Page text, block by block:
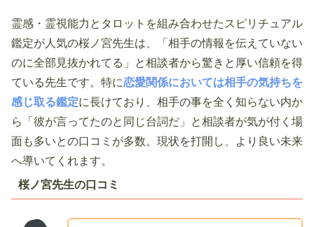
霊感・霊視能力とタロットを組み合わせたスピリチュアル
鑑定が人気の桜ノ宮先生は、「相手の情報を伝えていない
のに全部見抜かれてる」と相談者から驚きと厚い信頼を得
ている先生です。特に恋愛関係においては相手の気持ちを
感じ取る鑑定に長けており、相手の事を全く知らない内か
ら「彼が言ってたのと同じ台詞だ」と相談者が気が付く場
面も多いとの口コミが多数。現状を打開し、より良い未来
へ導いてくれます。
桜ノ宮先生の口コミ